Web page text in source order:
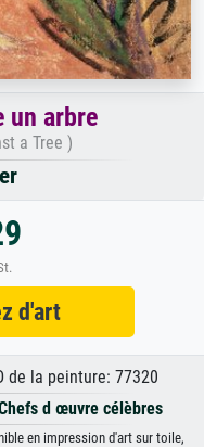
un arbre
a Tree )
d'art
de la peinture: 77320
d œuvre célèbres
en impression d'art sur toile,